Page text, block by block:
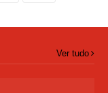
Ver tudo